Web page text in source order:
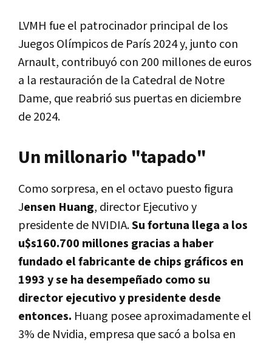
LVMH fue el patrocinador principal de los
Juegos Olímpicos de París 2024 y, junto con
Arnault, contribuyó con 200 millones de euros
a la restauración de la Catedral de Notre
Dame, que reabrió sus puertas en diciembre
de 2024.
Un millonario "tapado"
Como sorpresa, en el octavo puesto figura
Jensen Huang, director Ejecutivo y
presidente de NVIDIA.Su fortuna llega a los
u$s160.700 millones gracias a haber
fundado el fabricante de chips gráficos en
1993 y se ha desempeñado como su
director ejecutivo y presidente desde
entonces. Huang posee aproximadamente el
3% de Nvidia, empresa que sacó a bolsa en